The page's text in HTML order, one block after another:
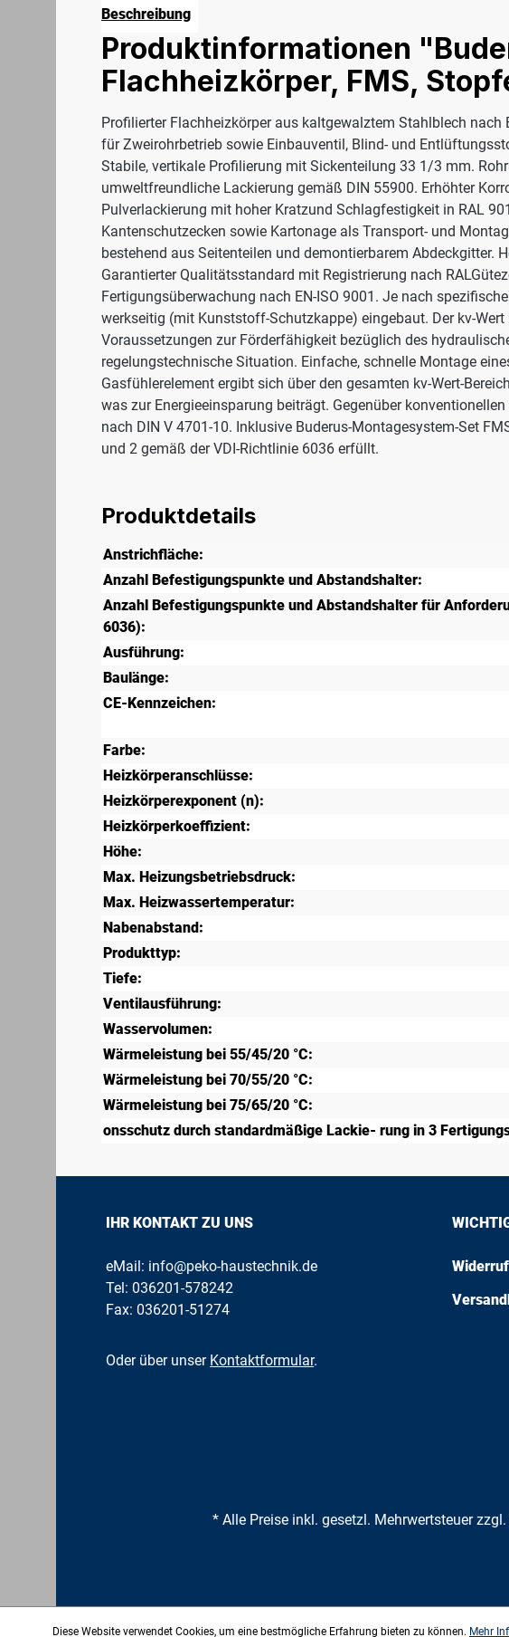
Beschreibung
Produktinformationen
Flachheizkörper, FMS,
Profilierter Flachheizkörper aus kaltgewalztem Stahlblech
für Zweirohrbetrieb sowie Einbauventil, Blind- und
Stabile, vertikale Profilierung mit Sickenteilung 33 1/3 mm.
umweltfreundliche Lackierung gemäß DIN 55900. Erhöhter
Pulverlackierung mit hoher Kratzund Schlagfestigkeit in RAL
Kantenschutzecken sowie Kartonage als Transport- und
bestehend aus Seitenteilen und demontierbarem Abdeckgitter.
Garantierter Qualitätsstandard mit Registrierung nach
Fertigungsüberwachung nach EN-ISO 9001. Je nach
werkseitig (mit Kunststoff-Schutzkappe) eingebaut. Der kv-
Voraussetzungen zur Förderfähigkeit bezüglich des
regelungstechnische Situation. Einfache, schnelle Montage
Gasfühlerelement ergibt sich über den gesamten kv-Wert-
was zur Energieeinsparung beiträgt. Gegenüber
nach DIN V 4701-10. Inklusive Buderus-Montagesystem-Set
und 2 gemäß der VDI-Richtlinie 6036 erfüllt.
Produktdetails
Anstrichfläche:
Anzahl Befestigungspunkte und Abstandshalter:
Anzahl Befestigungspunkte und Abstandshalter für
6036):
Ausführung:
Baulänge:
CE-Kennzeichen:
Farbe:
Heizkörperanschlüsse:
Heizkörperexponent (n):
Heizkörperkoeffizient:
Höhe:
Max. Heizungsbetriebsdruck:
Max. Heizwassertemperatur:
Nabenabstand:
Produkttyp:
Tiefe:
Ventilausführung:
Wasservolumen:
Wärmeleistung bei 55/45/20 °C:
Wärmeleistung bei 70/55/20 °C:
Wärmeleistung bei 75/65/20 °C:
onsschutz durch standardmäßige Lackie- rung in 3
IHR KONTAKT ZU UNS
eMail: info@peko-haustechnik.de
Tel:036201-578242
Fax: 036201-51274
Oder über unser Kontaktformular.
* Alle Preise inkl. gesetzl. Mehrwertsteuer zzgl.
Diese Website verwendet Cookies, um eine bestmögliche Erfahrung bieten zu können. Mehr